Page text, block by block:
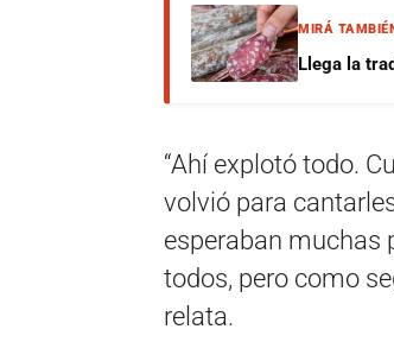
MIRÁ
Llega la
“Ahí explotó todo.
volvió para
esperaban muchas
todos, pero como
relata.